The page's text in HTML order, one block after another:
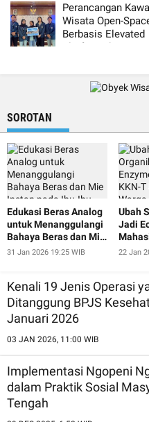
Perancangan
Wisata Open-
Berbasis Elevated
Platform dengan
Rowoboni
SOROTAN
Edukasi Beras Analog
untuk Menanggulangi
Bahaya Beras dan Mie
Instan pada Ibu-Ibu
31 Jan 2026 19:25 WIB
Ubah
Jadi
UNDIP
22 Jan
Kenali 19 Jenis Operasi
Ditanggung BPJS
Januari 2026
03 JAN 2026, 11:00 WIB
Implementasi Ngopeni
dalam Praktik Sosial
Tengah